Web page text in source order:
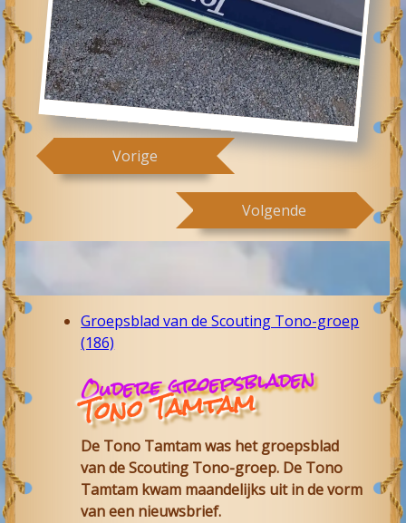
Vorige
Volgende
Groepsblad van de Scouting Tono-groep
(186)
Oudere groepsbladen
Tono Tamtam
De Tono Tamtam was het groepsblad
van de Scouting Tono-groep. De Tono
Tamtam kwam maandelijks uit in de vorm
van een nieuwsbrief.